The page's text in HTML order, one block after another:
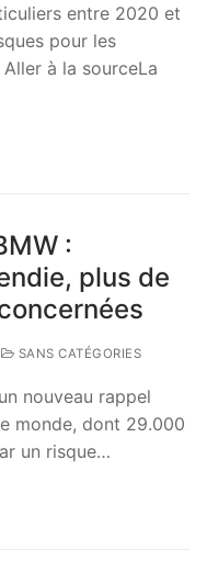
entre 2020 et
pour les
à la sourceLa
:
plus de
SANS CATÉGORIES
nouveau rappel
monde, dont 29.000
un risque…